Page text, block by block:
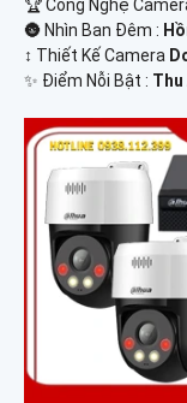
🏆 Công Nghệ
🌚 Nhìn Ban Đêm :
↕️ Thiết Kế Camera
️✨ Điểm Nỗi Bật : Thu